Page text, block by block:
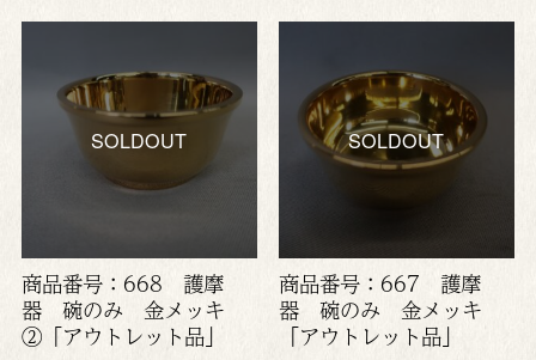
SOLDOUT
商品番号：668 護摩
器 碗のみ 金メッキ
②「アウトレット品」
SOLDOUT
商品番号：667 護摩
器 碗のみ 金メッキ
「アウトレット品」